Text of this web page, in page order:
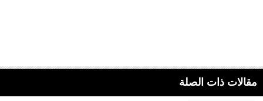
مقالات ذات الصلة